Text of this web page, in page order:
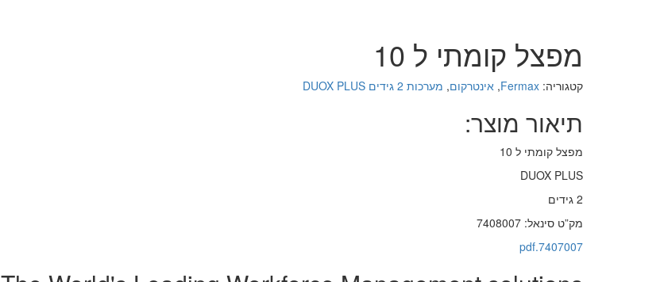
מפצל קומתי ל 10
קטגוריה: Fermax
, אינטרקום, מערכות 2 גידים DUOX PLUS
תיאור מוצר:
מפצל קומתי ל 10
DUOX PLUS
2 גידים
מק”ט סינאל: 7408007
7407007.pdf